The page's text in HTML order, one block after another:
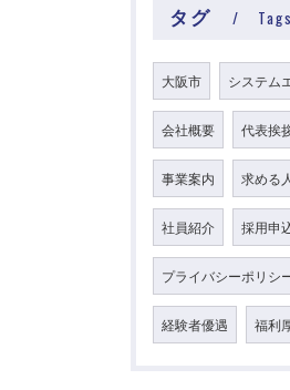
タグ Tags
大阪市 システム
会社概要 代表挨
事業案内 求める
社員紹介 採用申
プライバシーポリシ
経験者優遇 福利